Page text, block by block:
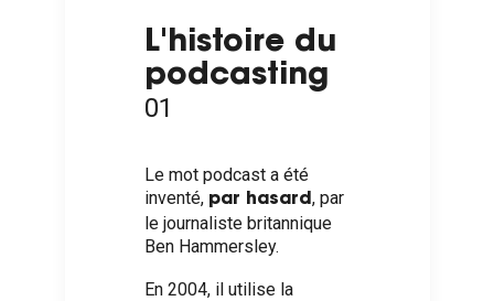
L'histoire du
podcasting
01
Le mot podcast a été
inventé, par hasard, par
le journaliste britannique
Ben Hammersley.
En 2004, il utilise la